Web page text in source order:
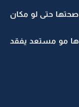
صحتها حتى لو مكان
مو مستعد يفقد